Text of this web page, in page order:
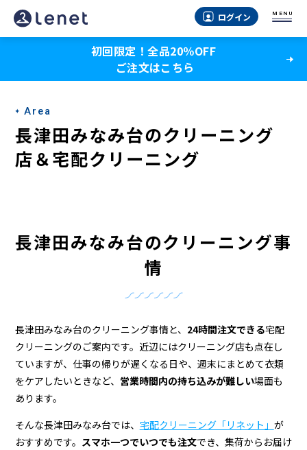
長
津
み
な
み
台
ー
グ
店
＆
宅
配
ログイン MENU
初回限定！全品20％OFF
ご注文はこちら
Area
長津田みなみ台のクリーニング
店＆宅配クリーニング
長津田みなみ台のクリーニング事
情
長津田みなみ台のクリーニング事情と、 24時間注文できる宅配
クリーニングのご案内です。近辺にはクリーニング店も点在し
ていますが、仕事の帰りが遅くなる日や、週末にまとめて衣類
をケアしたいときなど、 営業時間内の持ち込みが難しい場面も
あります。
そんな長津田みなみ台では、 宅配クリーニング「リネット」 が
おすすめです。 スマホ一つでいつでも注文でき、集荷からお届け